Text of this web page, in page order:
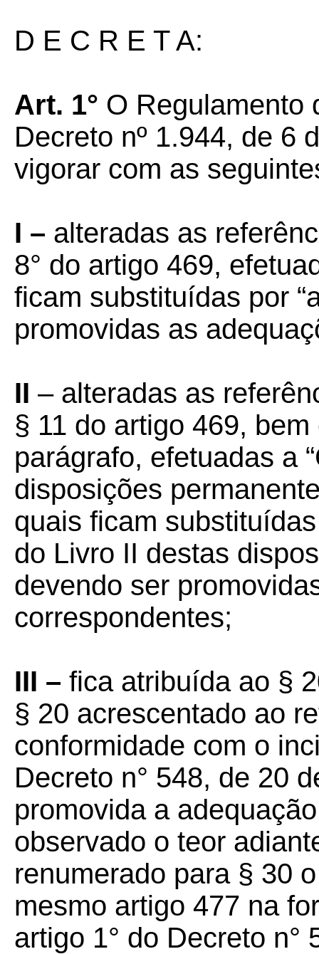
D E C R E T A:
Art. 1° O Regulamento
Decreto nº 1.944, de 6
vigorar com as
I – alteradas as
8° do artigo 469,
ficam substituídas por
promovidas as
II – alteradas as
§ 11 do artigo 469,
parágrafo, efetuadas a
disposições
quais ficam
do Livro II destas
devendo ser
correspondentes;
III – fica atribuída ao §
§ 20 acrescentado ao
conformidade com o
Decreto n° 548, de 20
promovida a
observado o teor
renumerado para § 30
mesmo artigo 477 na
artigo 1° do Decreto n°